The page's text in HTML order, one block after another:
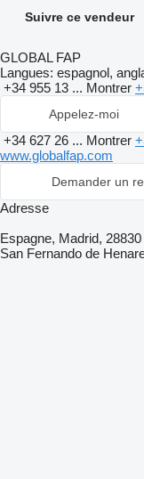
Suivre ce vendeur
GLOBAL FAP
Langues: espagnol,
+34 955 13 ... Montrer
Appelez-moi
+34 627 26 ... Montrer
www.globalfap.com
Demander un
Adresse
Espagne, Madrid,
San Fernando de